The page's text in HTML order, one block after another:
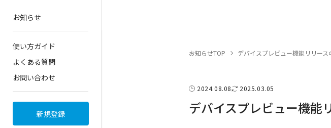
お知らせ
使い方ガイド
よくある質問
お問い合わせ
新規登録
お知らせTOP デバイスプレビュー機能リリース
2024.08.08 2025.03.05
デバイスプレビュー機能